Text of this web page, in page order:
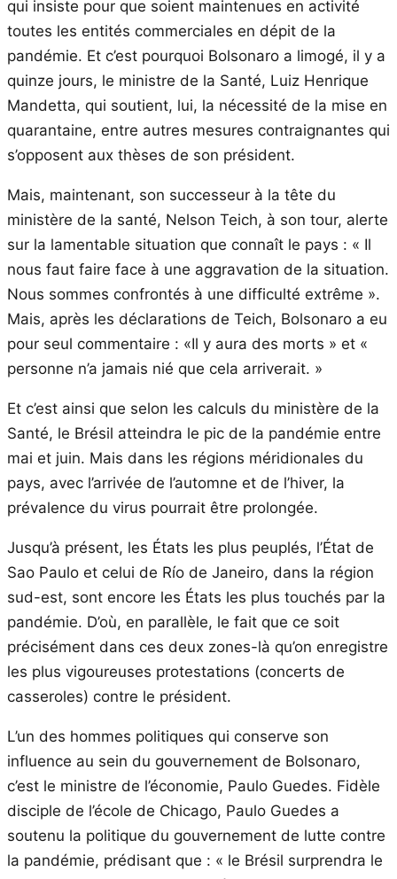
qui insiste pour que soient maintenues en activité
toutes les entités commerciales en dépit de la
pandémie. Et c’est pourquoi Bolsonaro a limogé, il y a
quinze jours, le ministre de la Santé, Luiz Henrique
Mandetta, qui soutient, lui, la nécessité de la mise en
quarantaine, entre autres mesures contraignantes qui
s’opposent aux thèses de son président.
Mais, maintenant, son successeur à la tête du
ministère de la santé, Nelson Teich, à son tour, alerte
sur la lamentable situation que connaît le pays : « Il
nous faut faire face à une aggravation de la situation.
Nous sommes confrontés à une difficulté extrême ».
Mais, après les déclarations de Teich, Bolsonaro a eu
pour seul commentaire : «Il y aura des morts » et «
personne n’a jamais nié que cela arriverait. »
Et c’est ainsi que selon les calculs du ministère de la
Santé, le Brésil atteindra le pic de la pandémie entre
mai et juin. Mais dans les régions méridionales du
pays, avec l’arrivée de l’automne et de l’hiver, la
prévalence du virus pourrait être prolongée.
Jusqu’à présent, les États les plus peuplés, l’État de
Sao Paulo et celui de Río de Janeiro, dans la région
sud-est, sont encore les États les plus touchés par la
pandémie. D’où, en parallèle, le fait que ce soit
précisément dans ces deux zones-là qu’on enregistre
les plus vigoureuses protestations (concerts de
casseroles) contre le président.
L’un des hommes politiques qui conserve son
influence au sein du gouvernement de Bolsonaro,
c’est le ministre de l’économie, Paulo Guedes. Fidèle
disciple de l’école de Chicago, Paulo Guedes a
soutenu la politique du gouvernement de lutte contre
la pandémie, prédisant que : « le Brésil surprendra le